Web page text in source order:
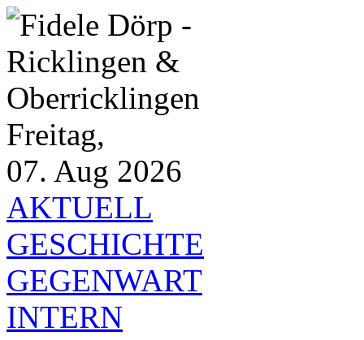
Freitag,
07. Aug 2026
AKTUELL
GESCHICHTE
GEGENWART
INTERN